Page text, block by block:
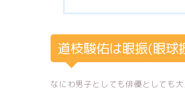
道枝駿佑は眼振(眼球
なにわ男子としても俳優としても